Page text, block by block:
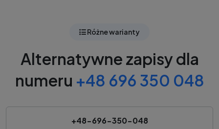
Różne warianty
Alternatywne zapisy dla
numeru +48 696 350 048
+48-696-350-048